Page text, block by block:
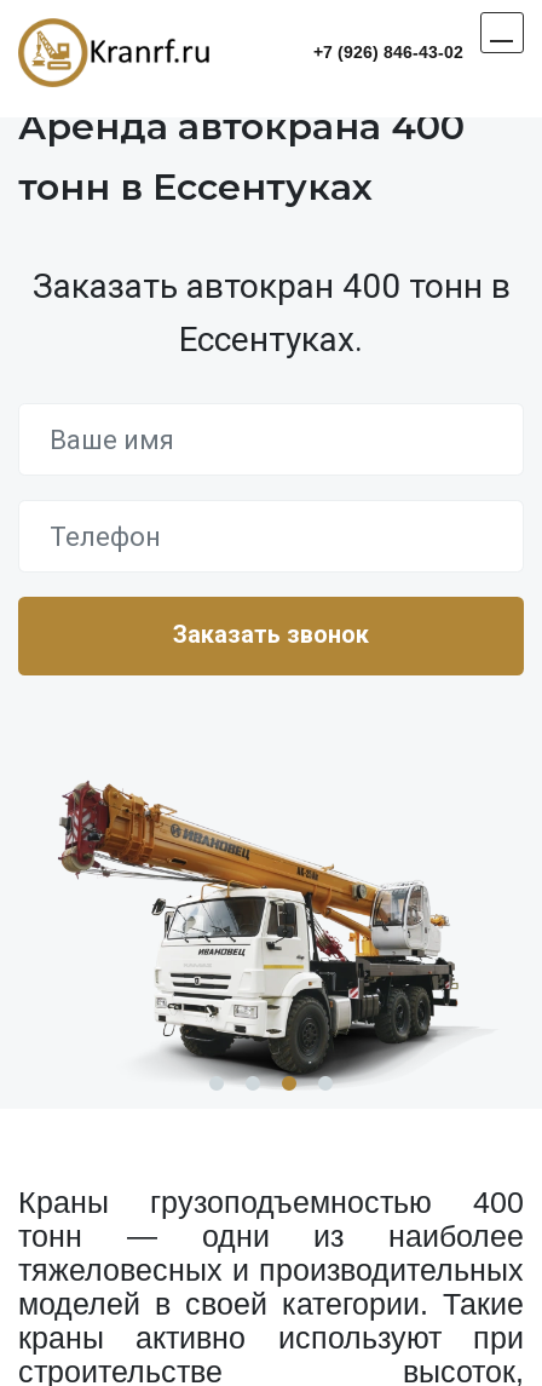
+7 (926) 846-43-02
Аренда автокрана 400
тонн в Ессентуках
Заказать автокран 400 тонн в
Ессентуках.
Краны грузоподъемностью 400
тонн — одни из наиболее
тяжеловесных и производительных
моделей в своей категории. Такие
краны активно используют при
строительстве высоток,